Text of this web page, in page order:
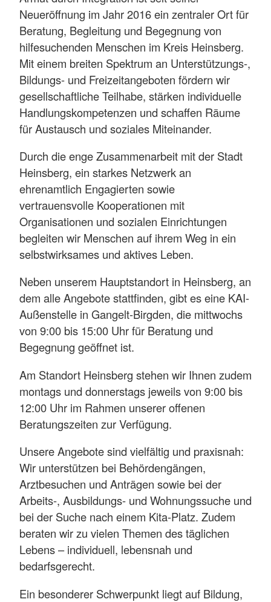
Neueröffnung im Jahr 2016 ein zentraler Ort für
Beratung, Begleitung und Begegnung von
hilfesuchenden Menschen im Kreis Heinsberg.
Mit einem breiten Spektrum an Unterstützungs-,
Bildungs- und Freizeitangeboten fördern wir
gesellschaftliche Teilhabe, stärken individuelle
Handlungskompetenzen und schaffen Räume
für Austausch und soziales Miteinander.
Durch die enge Zusammenarbeit mit der Stadt
Heinsberg, ein starkes Netzwerk an
ehrenamtlich Engagierten sowie
vertrauensvolle Kooperationen mit
Organisationen und sozialen Einrichtungen
begleiten wir Menschen auf ihrem Weg in ein
selbstwirksames und aktives Leben.
Neben unserem Hauptstandort in Heinsberg, an
dem alle Angebote stattfinden, gibt es eine KAI-
Außenstelle in Gangelt-Birgden, die mittwochs
von 9:00 bis 15:00 Uhr für Beratung und
Begegnung geöffnet ist.
Am Standort Heinsberg stehen wir Ihnen zudem
montags und donnerstags jeweils von 9:00 bis
12:00 Uhr im Rahmen unserer offenen
Beratungszeiten zur Verfügung.
Unsere Angebote sind vielfältig und praxisnah:
Wir unterstützen bei Behördengängen,
Arztbesuchen und Anträgen sowie bei der
Arbeits-, Ausbildungs- und Wohnungssuche und
bei der Suche nach einem Kita-Platz. Zudem
beraten wir zu vielen Themen des täglichen
Lebens – individuell, lebensnah und
bedarfsgerecht.
Ein besonderer Schwerpunkt liegt auf Bildung,